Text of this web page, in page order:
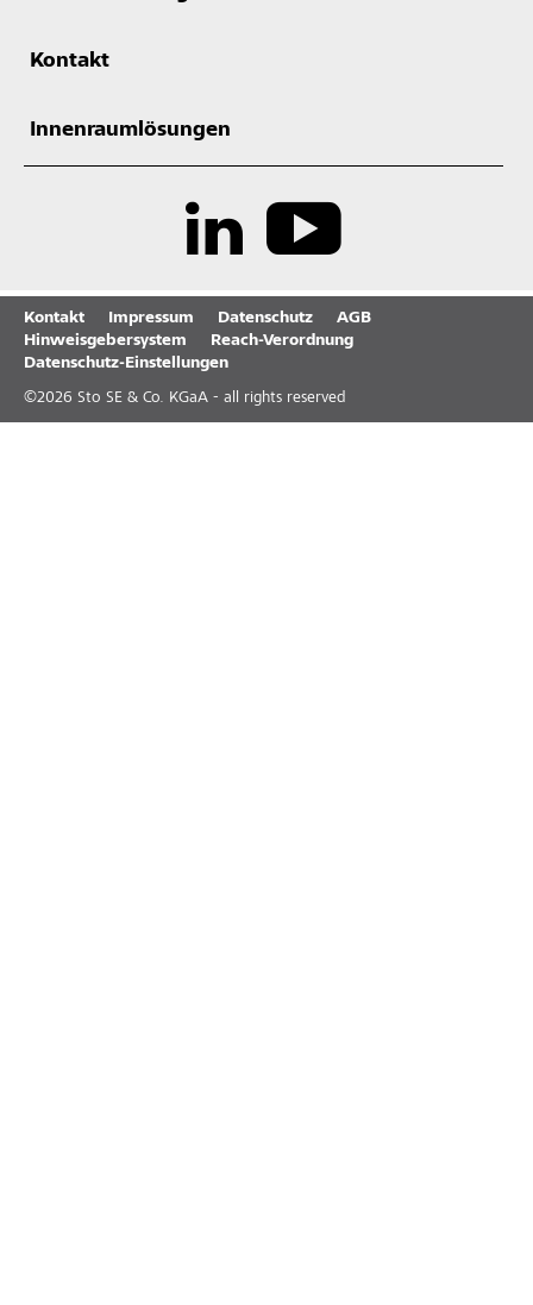
Kontakt
Innenraumlösungen
Kontakt Impressum Datenschutz
AGB
Hinweisgebersystem
Reach-Verordnung
Datenschutz-Einstellungen
©2026 Sto SE & Co. KGaA - all rights reserved